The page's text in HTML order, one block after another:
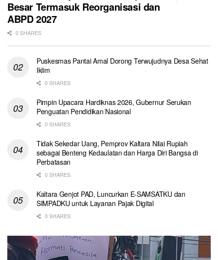
Besar Termasuk Reorganisasi dan
ABPD 2027
0 SHARES
Puskesmas Pantai Amal Dorong Terwujudnya Desa Sehat
Iklim
0 SHARES
Pimpin Upacara Hardiknas 2026, Gubernur Serukan
Penguatan Pendidikan Nasional
0 SHARES
Tidak Sekedar Uang, Pemprov Kaltara Nilai Rupiah
sebagai Benteng Kedaulatan dan Harga Diri Bangsa di
Perbatasan
0 SHARES
Kaltara Genjot PAD, Luncurkan E-SAMSATKU dan
SIMPADKU untuk Layanan Pajak Digital
0 SHARES